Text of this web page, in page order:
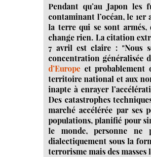
Pendant qu’au Japon
contaminant l’océan, le 1er
la terre qui se sont armés,
change rien. La citation
7 avril est claire : "Nous
concentration généralisée
d’Europe et probablement
territoire national et aux
inapte à enrayer
Des catastrophes
marché accélérée par ses
populations, planifié pour
le monde, personne ne
dialectiquement sous la
terrorisme mais des